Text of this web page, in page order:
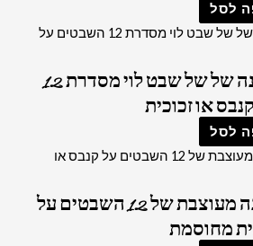
לסל
2744 – תמונה של של שבט לוי מסדרת 12
או זכוכית
לסל
2740 – תמונה מעוצבת של 12 השבטים על
מחוסמת